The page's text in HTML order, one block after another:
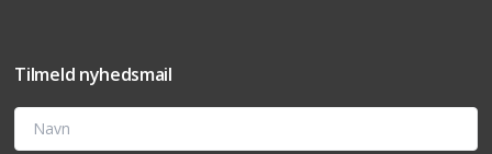
Tilmeld nyhedsmail
Navn